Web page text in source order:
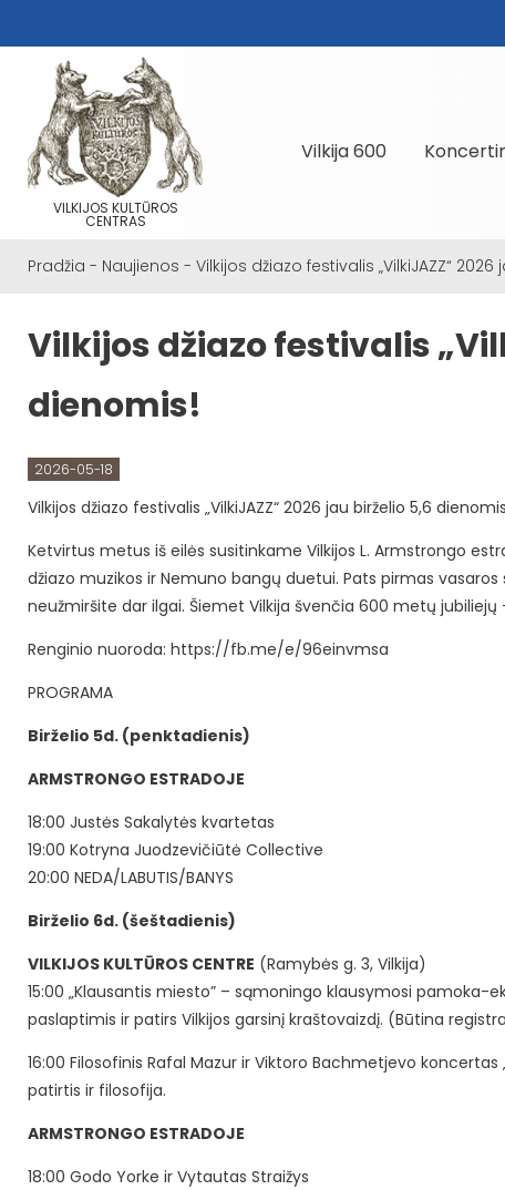
VILKIJOS KULTŪROS
CENTRAS
Vilkija 600
Pradžia - Naujienos - Vilkijos džiazo festivalis „VilkiJAZZ“
Vilkijos džiazo festivalis
dienomis!
2026-05-18
Vilkijos džiazo festivalis „VilkiJAZZ“ 2026 jau birželio 5,6
Ketvirtus metus iš eilės susitinkame Vilkijos L. Armstrongo
džiazo muzikos ir Nemuno bangų duetui. Pats pirmas
neužmiršite dar ilgai. Šiemet Vilkija švenčia 600 metų
Renginio nuoroda: https://fb.me/e/96einvmsa
PROGRAMA
Birželio 5d. (penktadienis)
ARMSTRONGO ESTRADOJE
18:00 Justės Sakalytės kvartetas
19:00 Kotryna Juodzevičiūtė Collective
20:00 NEDA/LABUTIS/BANYS
Birželio 6d. (šeštadienis)
VILKIJOS KULTŪROS CENTRE (Ramybės g. 3, Vilkija)
15:00 „Klausantis miesto” – sąmoningo klausymosi pamoka-
paslaptimis ir patirs Vilkijos garsinį kraštovaizdį. (Būtina
16:00 Filosofinis Rafal Mazur ir Viktoro Bachmetjevo
patirtis ir filosofija.
ARMSTRONGO ESTRADOJE
18:00 Godo Yorke ir Vytautas Straižys